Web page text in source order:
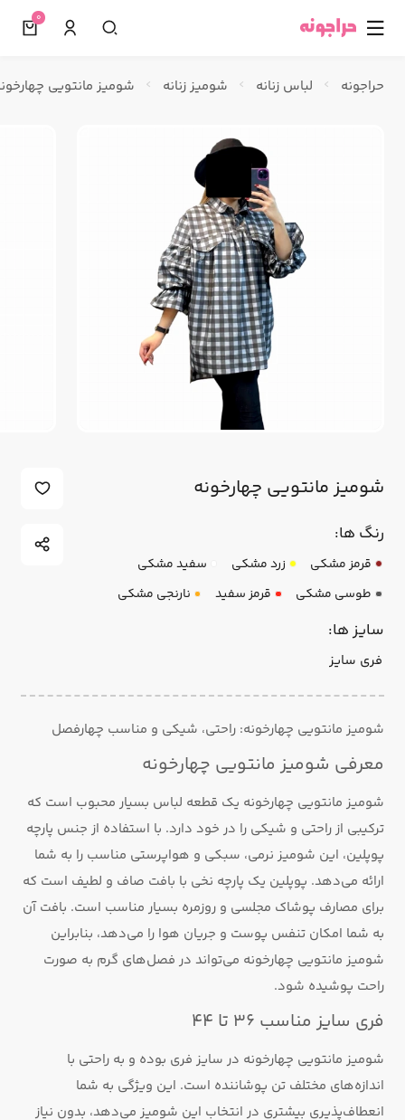
☰
0
حراجونه لباس زنانه شومیز زنانه شومیز مانتویی
شومیز مانتویی چهارخونه
رنگ ها:
قرمز مشکی زرد مشکی
سفید مشکی
طوسی مشکی
قرمز سفید نارنجی مشکی
سایز ها:
فری سایز
شومیز مانتویی چهارخونه: راحتی، شیکی و مناسب چهارفصل
معرفی شومیز مانتویی چهارخونه
شومیز مانتویی چهارخونه یک قطعه لباس بسیار محبوب است که
ترکیبی از راحتی و شیکی را در خود دارد. با استفاده از جنس پارچه
پوپلین، این شومیز نرمی، سبکی و هواپرستی مناسب را به شما
ارائه می‌دهد. پوپلین یک پارچه نخی با بافت صاف و لطیف است که
برای مصارف پوشاک مجلسی و روزمره بسیار مناسب است. بافت آن
به شما امکان تنفس پوست و جریان هوا را می‌دهد، بنابراین
شومیز مانتویی چهارخونه می‌تواند در فصل‌های گرم به صورت
راحت پوشیده شود.
فری سایز مناسب 36 تا 44
شومیز مانتویی چهارخونه در سایز فری بوده و به راحتی با
اندازه‌های مختلف تن پوشاننده است. این ویژگی به شما
انعطاف‌پذیری بیشتری در انتخاب این شومیز می‌دهد، بدون نیاز